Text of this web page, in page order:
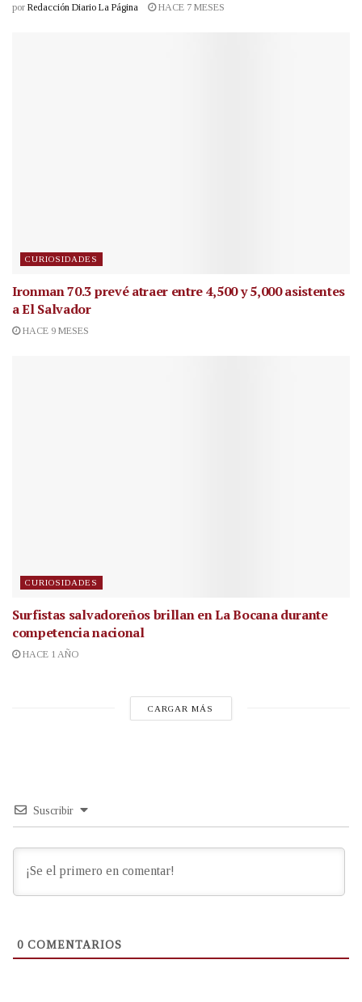
por Redacción Diario La Página HACE 7 MESES
CURIOSIDADES
Ironman 70.3 prevé atraer entre 4,500 y 5,000 asistentes
a El Salvador
HACE 9 MESES
CURIOSIDADES
Surfistas salvadoreños brillan en La Bocana durante
competencia nacional
HACE 1 AÑO
CARGAR MÁS
Suscribir
0 COMENTARIOS